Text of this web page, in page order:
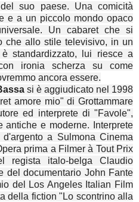
suo paese. Una comicità
e a un piccolo mondo opaco
Un cabaret che si
che allo stile televisivo, in un
standardizzato, lui riesce a
ironia scherza su come
ancora essere.
si è aggiudicato nel 1998
amore mio" di Grottammare
ed interprete di "Favole",
antiche e moderne. Interprete
a Sulmona Cinema
prima a Filmer à Tout Prix
regista italo-belga Claudio
del documentario John Fante
del Los Angeles Italian Film
della fiction "Lo scontrino alla